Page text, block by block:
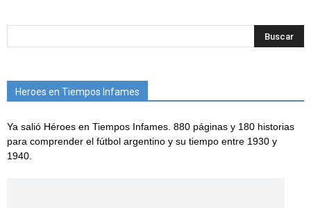
Heroes en Tiempos Infames
Ya salió Héroes en Tiempos Infames. 880 páginas y 180 historias
para comprender el fútbol argentino y su tiempo entre 1930 y
1940.